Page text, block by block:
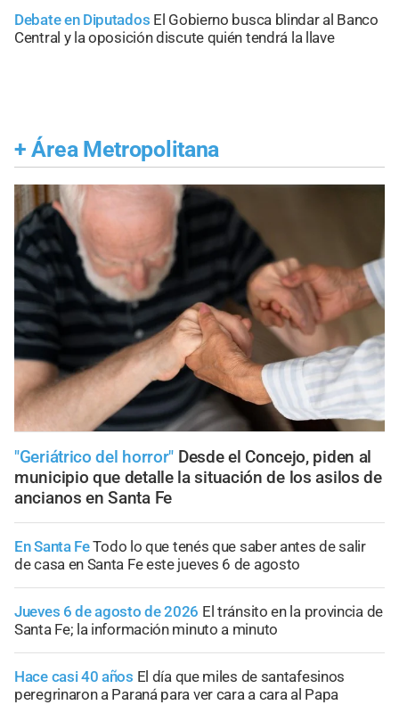
Debate en Diputados El Gobierno busca blindar al Banco
Central y la oposición discute quién tendrá la llave
+ Área Metropolitana
"Geriátrico del horror" Desde el Concejo, piden al
municipio que detalle la situación de los asilos de
ancianos en Santa Fe
En Santa FeTodo lo que tenés que saber antes de salir
de casa en Santa Fe este jueves 6 de agosto
Jueves 6 de agosto de 2026 El tránsito en la provincia de
Santa Fe; la información minuto a minuto
Hace casi 40 años El día que miles de santafesinos
peregrinaron a Paraná para ver cara a cara al Papa